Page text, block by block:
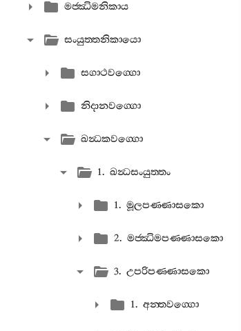
මජ‍්ඣිමනිකාය
සංයුත‍්තනිකායො
සගාථවග‍්ගො
නිදානවග‍්ගො
ඛන්‍ධකවග‍්ගො
1. ඛන්‍ධසංයුත‍්තං
1. මූලපණ‍්ණාසකො
2. මජ‍්ඣිමපණ‍්ණාසකො
3. උපරිපණ‍්ණාසකො
1. අන‍්තවග‍්ගො